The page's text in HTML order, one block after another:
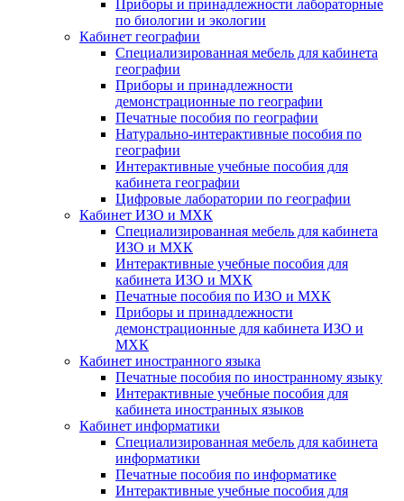
Приборы и принадлежности лабораторные
по биологии и экологии
Кабинет географии
Специализированная мебель для кабинета
географии
Приборы и принадлежности
демонстрационные по географии
Печатные пособия по географии
Натурально-интерактивные пособия по
географии
Интерактивные учебные пособия для
кабинета географии
Цифровые лаборатории по географии
Кабинет ИЗО и МХК
Специализированная мебель для кабинета
ИЗО и МХК
Интерактивные учебные пособия для
кабинета ИЗО и МХК
Печатные пособия по ИЗО и МХК
Приборы и принадлежности
демонстрационные для кабинета ИЗО и
МХК
Кабинет иностранного языка
Печатные пособия по иностранному языку
Интерактивные учебные пособия для
кабинета иностранных языков
Кабинет информатики
Специализированная мебель для кабинета
информатики
Печатные пособия по информатике
Интерактивные учебные пособия для